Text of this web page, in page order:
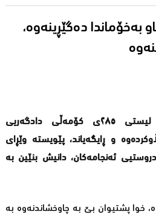
دەگێڕینەوە،
لیژنەی باڵای هەڵبژاردنی لیستی ٢٨٥ی کۆمەڵی دادگەریی
و ڕایگەیاند، پێویستە وێڕای
ئەنجامەکان، دانیش بنێین بە
خوا پشتیوان بێ بە چاوخشاندنەوە بە